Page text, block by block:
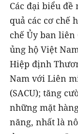
Các đại biểu
quả các cơ chế
chế Ủy ban
ủng hộ Việt
Hiệp định
Nam với Liên
(SACU); tăng
những mặt
năng, nhất là